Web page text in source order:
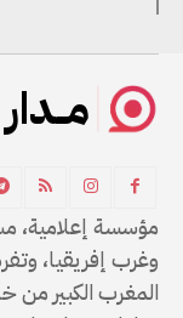
مــدار
مؤسسة إعلامية،
وغرب إفريقيا،
المغرب الكبير من